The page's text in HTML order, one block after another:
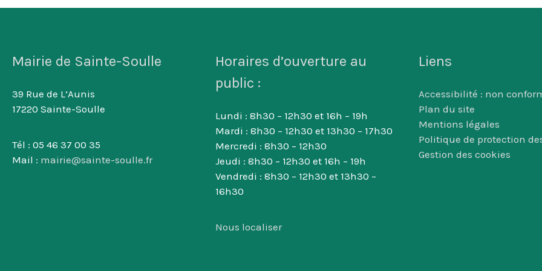
Mairie de Sainte-Soulle
39 Rue de L’Aunis
17220 Sainte-Soulle
Tél : 05 46 37 00 35
Mail : mairie@sainte-soulle.fr
Horaires d’ouverture au
public :
Lundi : 8h30 – 12h30 et 16h – 19h
Mardi : 8h30 – 12h30 et 13h30 – 17h30
Mercredi : 8h30 – 12h30
Jeudi : 8h30 – 12h30 et 16h – 19h
Vendredi : 8h30 – 12h30 et 13h30 –
16h30
Nous localiser
Liens
Accessibilité : non
Plan du site
Mentions légales
Politique de protection
Gestion des cookies